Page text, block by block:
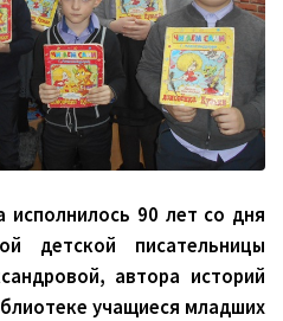
исполнилось 90 лет со дня
детской писательницы
автора историй
учащиеся младших